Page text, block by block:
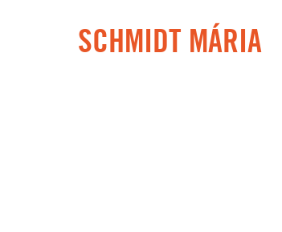
SCHMIDT MÁRIA